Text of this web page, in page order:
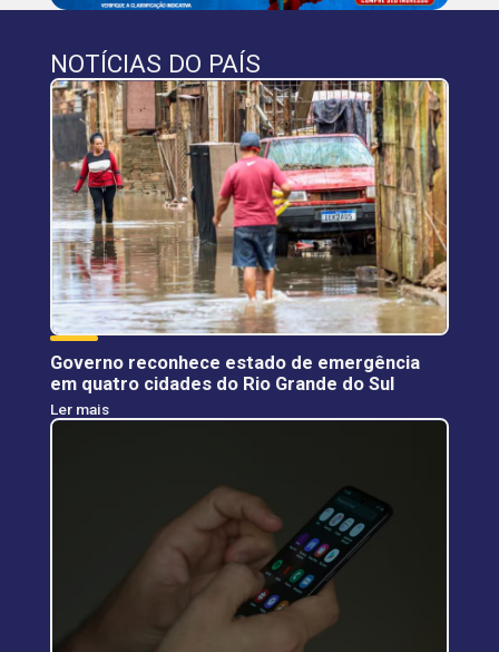
NOTÍCIAS DO PAÍS
Governo reconhece estado de emergência
em quatro cidades do Rio Grande do Sul
Ler mais